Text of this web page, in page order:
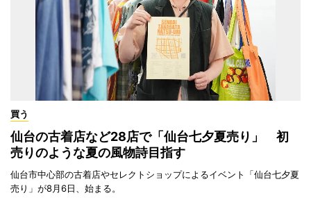
買う
仙台の古着店など28店で「仙台七夕夏売り」 初
売りのような夏の風物詩目指す
仙台市中心部の古着店やセレクトショップによるイベント「仙台七夕夏
売り」が8月6日、始まる。